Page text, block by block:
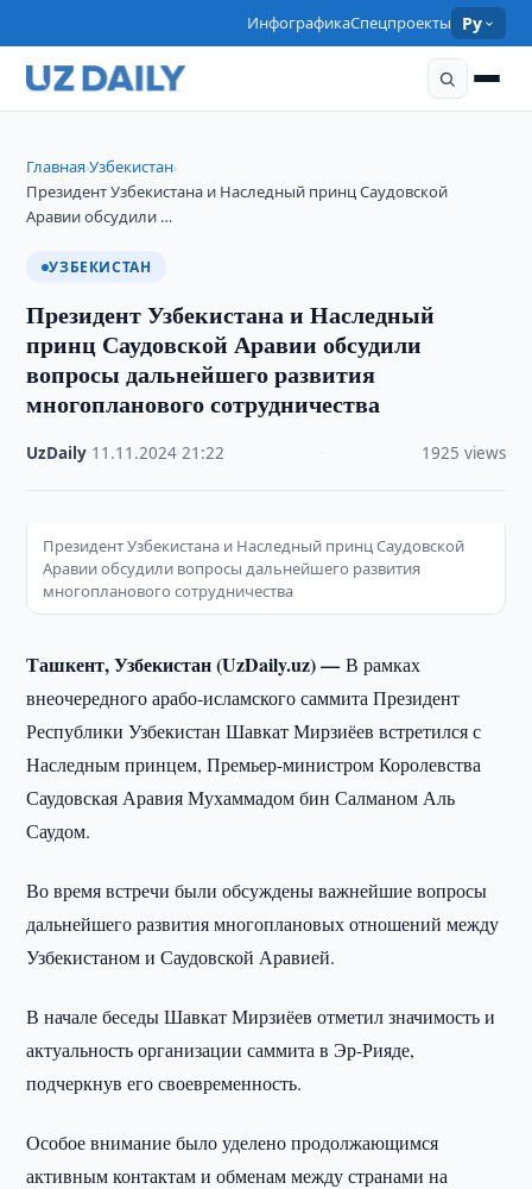
ИнфографикаСпецпроекты Ру
Главная›Узбекистан›
Президент Узбекистана и Наследный принц Саудовской
Аравии обсудили …
УЗБЕКИСТАН
Президент Узбекистана и Наследный
принц Саудовской Аравии обсудили
вопросы дальнейшего развития
многопланового сотрудничества
UzDaily 11.11.2024 ·21:22 1925 views
Президент Узбекистана и Наследный принц Саудовской
Аравии обсудили вопросы дальнейшего развития
многопланового сотрудничества
Ташкент, Узбекистан (UzDaily.uz) —В рамках
внеочередного арабо-исламского саммита Президент
Республики Узбекистан Шавкат Мирзиёев встретился с
Наследным принцем, Премьер-министром Королевства
Саудовская Аравия Мухаммадом бин Салманом Аль
Саудом.
Во время встречи были обсуждены важнейшие вопросы
дальнейшего развития многоплановых отношений между
Узбекистаном и Саудовской Аравией.
В начале беседы Шавкат Мирзиёев отметил значимость и
актуальность организации саммита в Эр-Рияде,
подчеркнув его своевременность.
Особое внимание было уделено продолжающимся
активным контактам и обменам между странами на